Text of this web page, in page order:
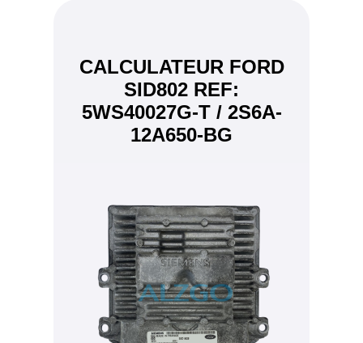
CALCULATEUR FORD
SID802 REF:
5WS40027G-T / 2S6A-
12A650-BG